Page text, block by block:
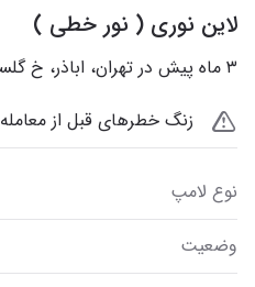
لاین نوری ( نور خطی )
۳ ماه پیش در تهران، اباذر، خ گلستان چهاردهم
زنگ خطرهای قبل از معامله
نوع لامپ
وضعیت